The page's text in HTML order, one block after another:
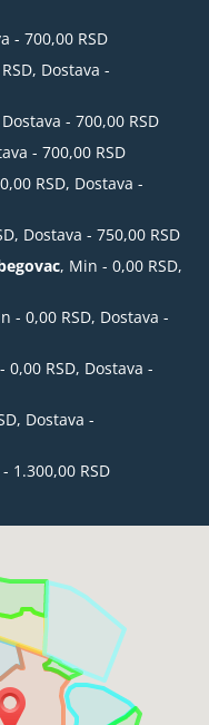
- 700,00 RSD
Dostava -
- 700,00 RSD
- 700,00 RSD
RSD, Dostava -
Dostava - 750,00 RSD
, Min - 0,00 RSD,
- 0,00 RSD, Dostava -
0,00 RSD, Dostava -
Dostava -
1.300,00 RSD